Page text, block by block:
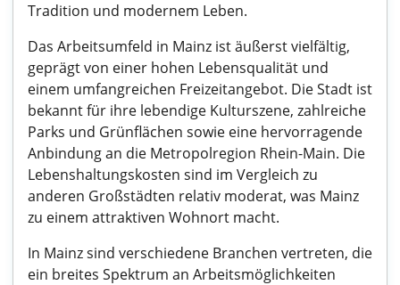
Tradition und modernem Leben.
Das Arbeitsumfeld in Mainz ist äußerst vielfältig,
geprägt von einer hohen Lebensqualität und
einem umfangreichen Freizeitangebot. Die Stadt ist
bekannt für ihre lebendige Kulturszene, zahlreiche
Parks und Grünflächen sowie eine hervorragende
Anbindung an die Metropolregion Rhein-Main. Die
Lebenshaltungskosten sind im Vergleich zu
anderen Großstädten relativ moderat, was Mainz
zu einem attraktiven Wohnort macht.
In Mainz sind verschiedene Branchen vertreten, die
ein breites Spektrum an Arbeitsmöglichkeiten